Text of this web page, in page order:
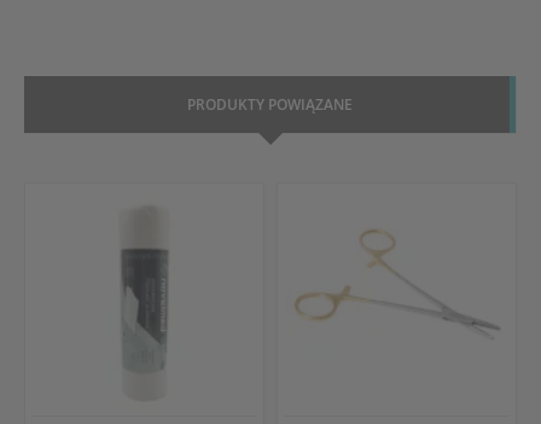
PRODUKTY POWIĄZANE